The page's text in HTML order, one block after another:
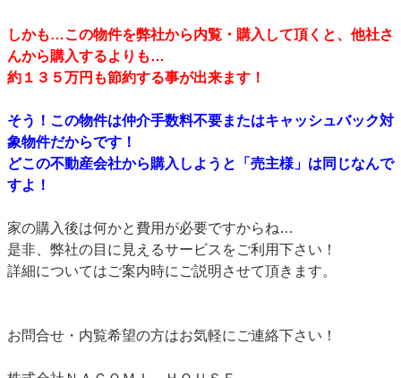
しかも…この物件を弊社から内覧・購入して頂くと、他社さ
んから購入するよりも…
約１３５万円も節約する事が出来ます！
そう！この物件は仲介手数料不要またはキャッシュバック対
象物件だからです！
どこの不動産会社から購入しようと「売主様」は同じなんで
すよ！
家の購入後は何かと費用が必要ですからね…
是非、弊社の目に見えるサービスをご利用下さい！
詳細についてはご案内時にご説明させて頂きます。
お問合せ・内覧希望の方はお気軽にご連絡下さい！